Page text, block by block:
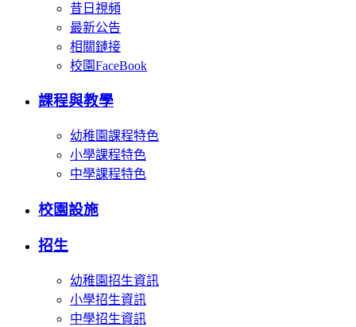
昔日視頻
最新公告
相關鏈接
校園FaceBook
課程與教學
幼稚園課程特色
小學課程特色
中學課程特色
校園設施
招生
幼稚園招生資訊
小學招生資訊
中學招生資訊